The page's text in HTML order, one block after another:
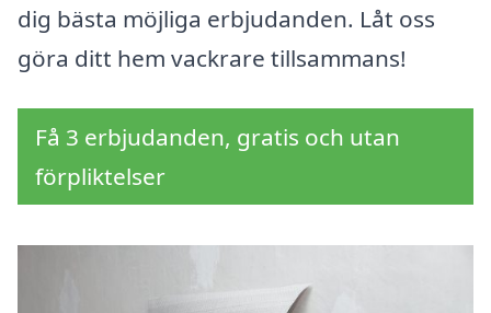
dig bästa möjliga erbjudanden. Låt oss
göra ditt hem vackrare tillsammans!
Få 3 erbjudanden, gratis och utan
förpliktelser